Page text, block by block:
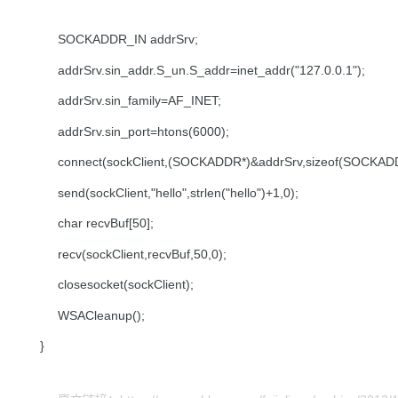
SOCKADDR_IN addrSrv;
addrSrv.sin_addr.S_un.S_addr=inet_addr("127.0.0.1");
addrSrv.sin_family=AF_INET;
addrSrv.sin_port=htons(6000);
send(sockClient,"hello",strlen("hello")+1,0);
char recvBuf[50];
recv(sockClient,recvBuf,50,0);
closesocket(sockClient);
WSACleanup();
}